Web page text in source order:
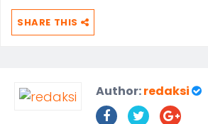
SHARE THIS
Author:redaksi